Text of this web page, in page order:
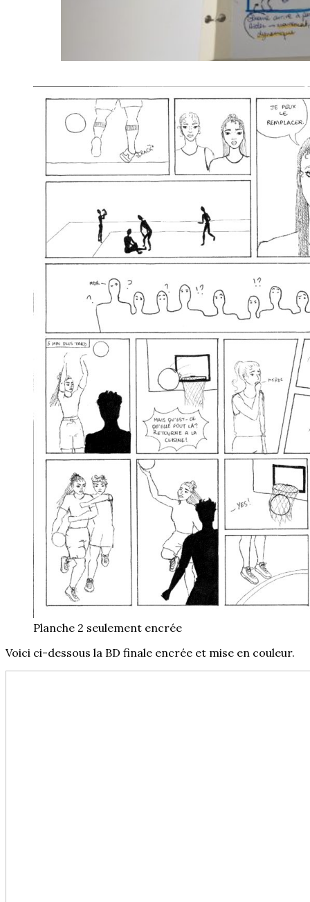
Planche 2 seulement encrée
Voici ci-dessous la BD finale encrée et mise en couleur.